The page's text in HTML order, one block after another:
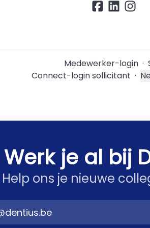
Medewerker-login ·
Connect-login sollicitant ·
Werk je al bij
Help ons je nieuwe